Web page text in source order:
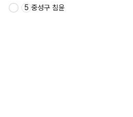
5 중성구 침윤